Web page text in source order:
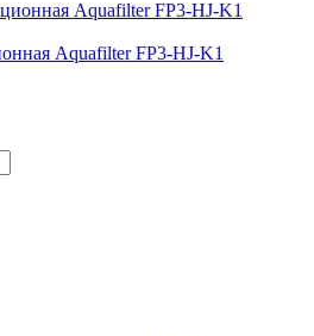
Aquafilter FP3-HJ-K1